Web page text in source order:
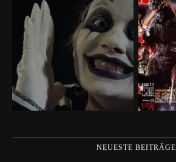
NEUESTE BEITRÄGE